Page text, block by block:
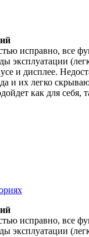
исправно, все
эксплуатации
и дисплее.
и их легко
как для себя,
исправно, все
эксплуатации